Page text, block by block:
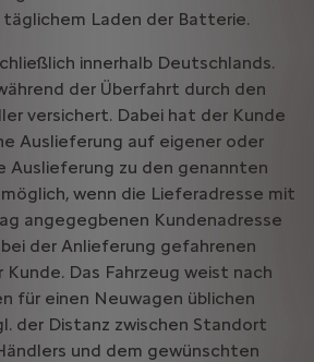
Laden der Batterie.
innerhalb Deutschlands.
der Überfahrt durch den
versichert. Dabei hat der Kunde
Auslieferung auf eigener oder
Auslieferung zu den genannten
wenn die Lieferadresse mit
angegegbenen Kundenadresse
der Anlieferung gefahrenen
Das Fahrzeug weist nach
für einen Neuwagen üblichen
der Distanz zwischen Standort
und dem gewünschten